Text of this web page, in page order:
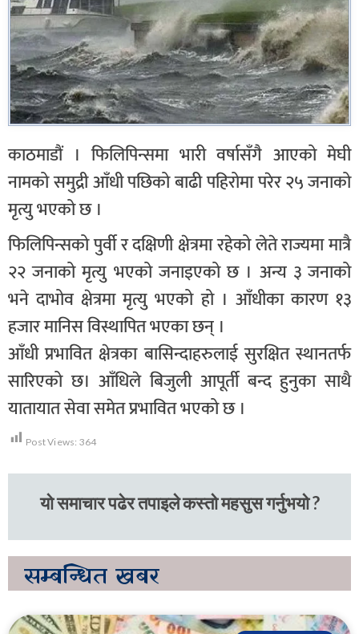
काठमाडौं । फिलिपिन्समा भारी वर्षासँगै आएको मेघी
नामको समुद्री आँधी पछिको बाढी पहिरोमा परेर २५ जनाको
मृत्यु भएको छ ।
फिलिपिन्सको पुर्वी र दक्षिणी क्षेत्रमा रहेको लेते राज्यमा मात्रै
२२ जनाको मृत्यु भएको जनाइएको छ । अन्य ३ जनाको
भने दाभोव क्षेत्रमा मृत्यु भएको हो । आँधीका कारण १३
हजार मानिस विस्थापित भएका छन् ।
आँधी प्रभावित क्षेत्रका बासिन्दाहरुलाई सुरक्षित स्थानतर्फ
सारिएको छ। आँधिले बिजुली आपूर्ती बन्द हुनुका साथै
यातायात सेवा समेत प्रभावित भएको छ ।
Post Views: 364
यो समाचार पढेर तपाइले कस्तो महसुस गर्नुभयो ?
सम्बन्धित खबर